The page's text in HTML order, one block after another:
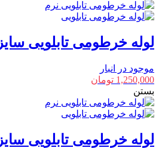
لوله خرطومی تابلویی سایز 29
موجود در انبار
1,250,000 تومان
بستن
لوله خرطومی تابلویی سایز 19